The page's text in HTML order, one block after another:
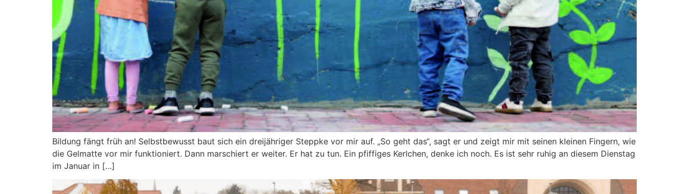
Bildung fängt früh an! Selbstbewusst baut sich ein dreijähriger Steppke vor mir auf. „So geht das“, sagt er und zeigt mir mit seinen kleinen Fingern, wie
die Gelmatte vor mir funktioniert. Dann marschiert er weiter. Er hat zu tun. Ein pfiffiges Kerlchen, denke ich noch. Es ist sehr ruhig an diesem Dienstag
im Januar in […]